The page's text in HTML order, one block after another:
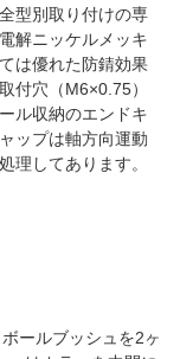
型別取り付けの専
解ニッケルメッキ
は優れた防錆効果
付穴（M6×0.75）
ル収納のエンドキ
ップは軸方向運動
理してあります。
ールブッシュを2ヶ